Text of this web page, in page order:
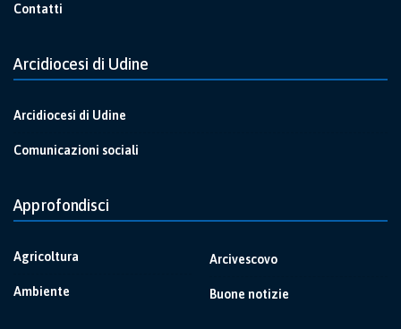
Contatti
Arcidiocesi di Udine
Arcidiocesi di Udine
Comunicazioni sociali
Approfondisci
Agricoltura
Ambiente
Arcivescovo
Buone notizie